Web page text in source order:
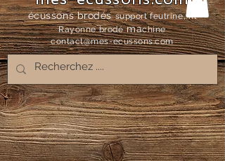
écussons brodés support feutrine, fil
Rayonne brodémachine
contact@mes-ecussons.com